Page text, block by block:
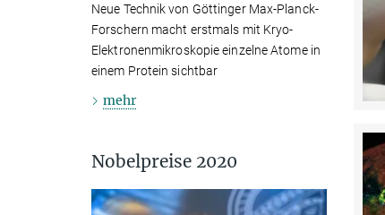
Neue Technik von Göttinger Max-Planck-
Forschern macht erstmals mit Kryo-
Elektronenmikroskopie einzelne Atome in
einem Protein sichtbar
mehr
Nobelpreise 2020